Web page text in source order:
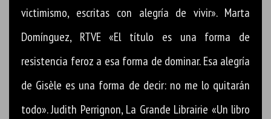
victimismo, escritas con alegría de vivir». Marta
Domínguez, RTVE «El título es una forma de
resistencia feroz a esa forma de dominar. Esa alegría
de Gisèle es una forma de decir: no me lo quitarán
todo». Judith Perrignon, La Grande Librairie «Un libro